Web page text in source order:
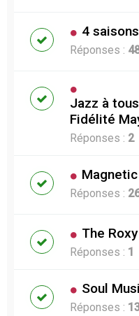
4
Réponses :
Jazz à
Fidélité
Réponses : 2
Réponses :
The
Réponses : 1
Soul
Réponses :